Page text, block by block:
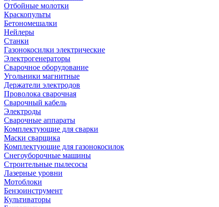
Отбойные молотки
Краскопульты
Бетономешалки
Нейлеры
Станки
Газонокосилки электрические
Электрогенераторы
Сварочное оборудование
Угольники магнитные
Держатели электродов
Проволока сварочная
Сварочный кабель
Электроды
Сварочные аппараты
Комплектующие для сварки
Маски сварщика
Комплектующие для газонокосилок
Снегоуборочные машины
Строительные пылесосы
Лазерные уровни
Мотоблоки
Бензоинструмент
Культиваторы